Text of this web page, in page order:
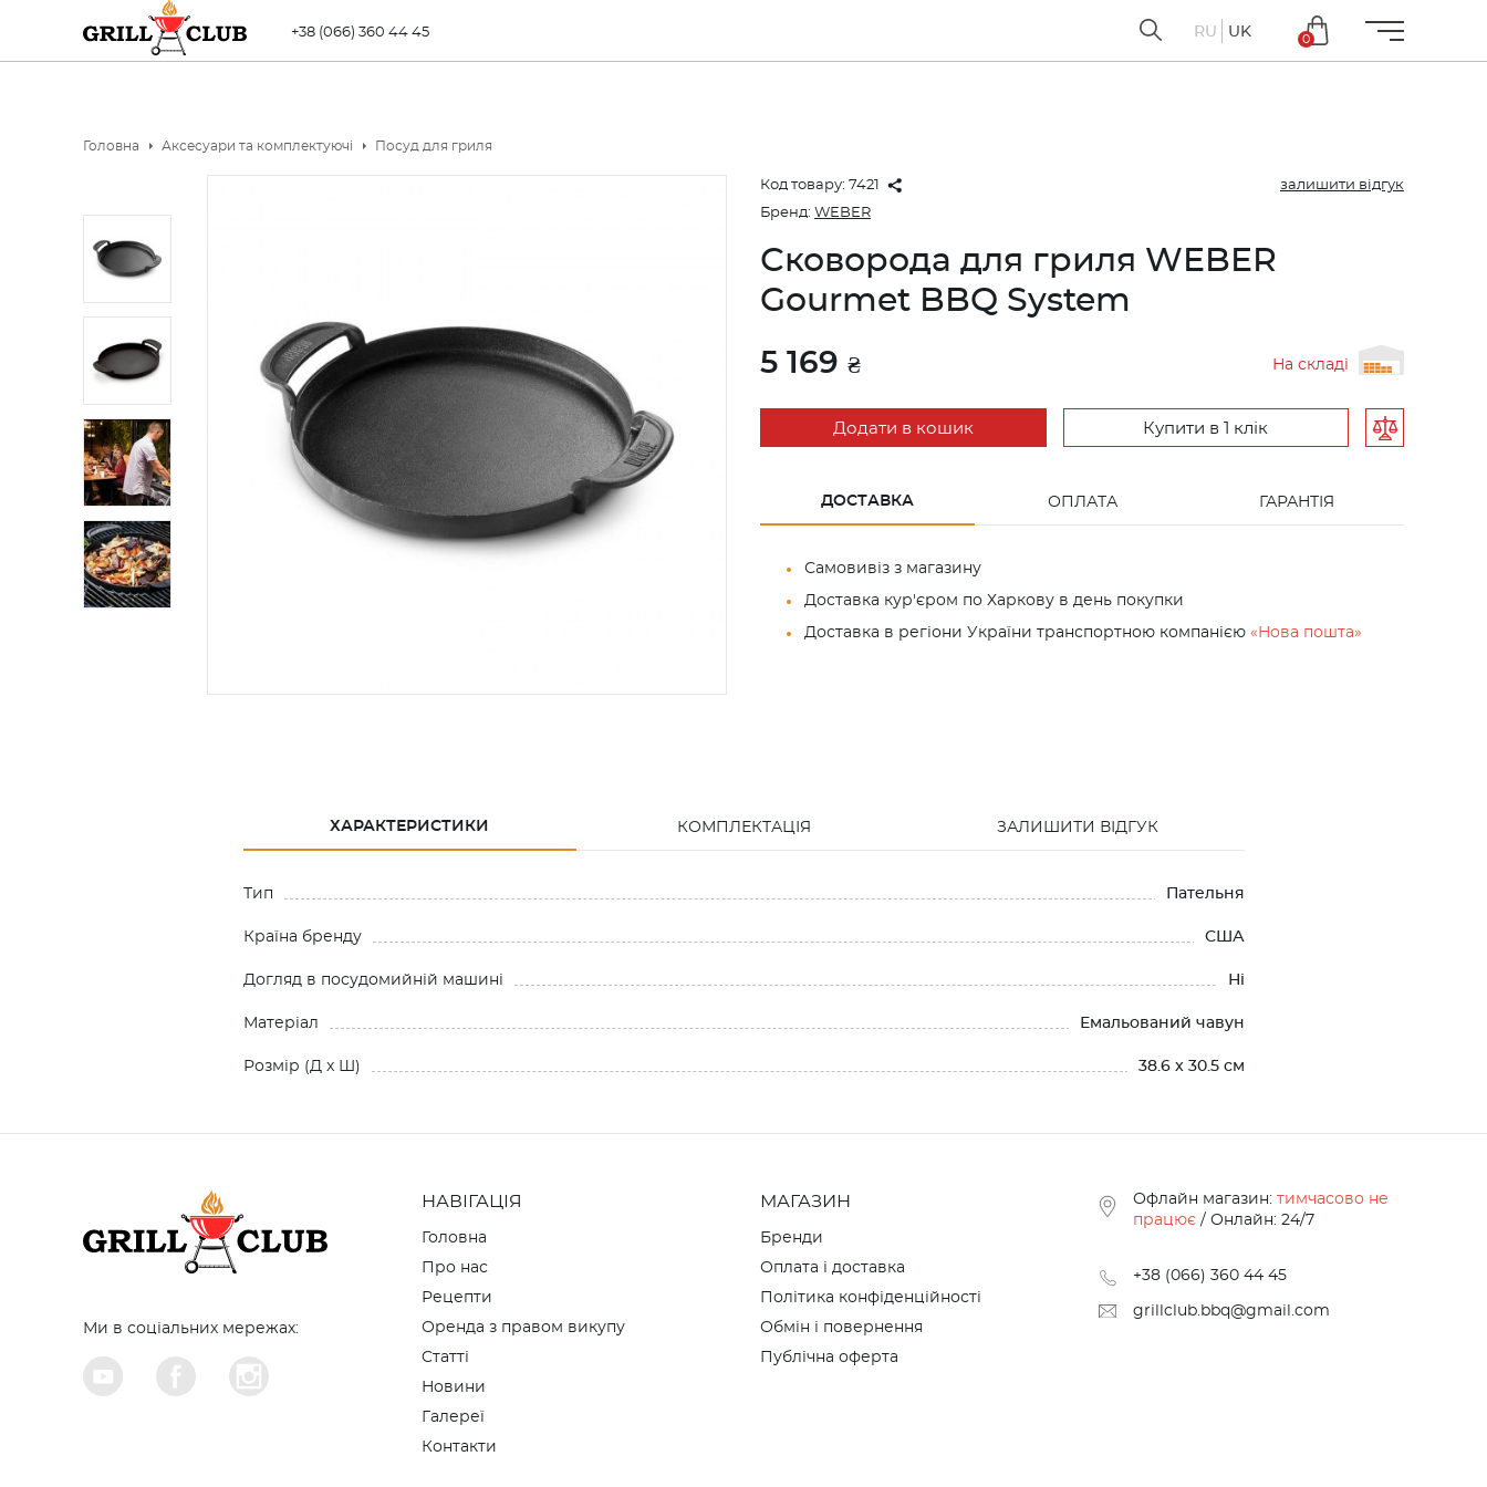
+38 (066) 360 44 45 RU UK
0
Головна Аксесуари та комплектуючі Посуд для гриля
Код товару: 7421
залишити відгук
Бренд: WEBER
Сковорода для гриля WEBER
Gourmet BBQ System
5 169 ₴ На складі
Додати в кошик Купити в 1 клік
ДОСТАВКА ОПЛАТА ГАРАНТІЯ
Самовивіз з магазину
Доставка кур'єром по Харкову в день покупки
Доставка в регіони України транспортною компанією «Нова пошта»
ХАРАКТЕРИСТИКИ КОМПЛЕКТАЦІЯ ЗАЛИШИТИ ВІДГУК
Тип Пательня
Країна бренду США
Догляд в посудомийній машині Нi
Матеріал Емальований чавун
Розмiр (Д x Ш) 38.6 x 30.5 см
Ми в соціальних мережах:
НАВІГАЦІЯ
Головна
Про нас
Рецепти
Оренда з правом викупу
Cтатті
Новини
Галереї
Контакти
МАГАЗИН
Бренди
Оплата і доставка
Політика конфіденційності
Обмін і повернення
Публічна оферта
Офлайн магазин: тимчасово не
працює / Онлайн: 24/7
+38 (066) 360 44 45
grillclub.bbq@gmail.com